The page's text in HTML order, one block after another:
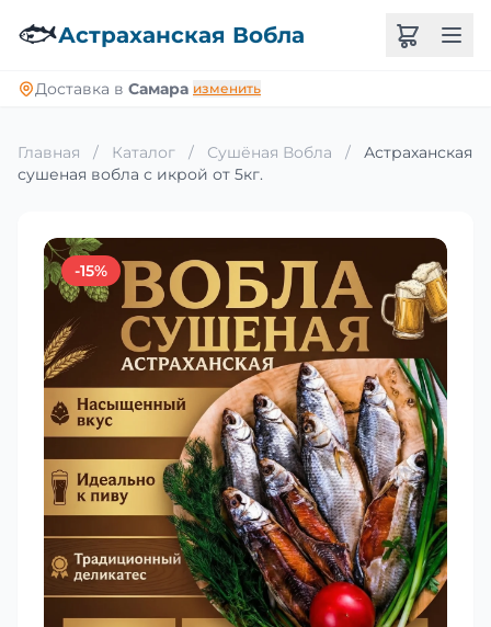
🐟Астраханская Вобла
Доставка в Самара изменить
Главная / Каталог / Сушёная Вобла /
Астраханская
сушеная вобла с икрой от 5кг.
-15%